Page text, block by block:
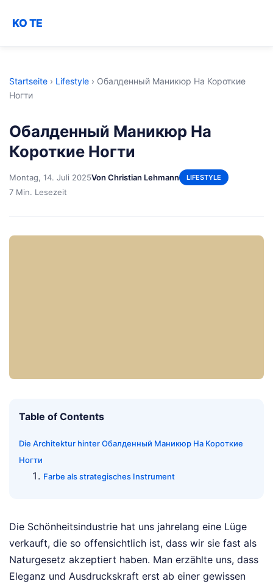
KO TE
Startseite › Lifestyle › Обалденный Маникюр На Короткие
Ногти
Обалденный Маникюр На
Короткие Ногти
Montag, 14. Juli 2025Von Christian Lehmann LIFESTYLE
7 Min. Lesezeit
Table of Contents
Die Architektur hinter Обалденный Маникюр На Короткие
Ногти
Farbe als strategisches Instrument
Die Schönheitsindustrie hat uns jahrelang eine Lüge
verkauft, die so offensichtlich ist, dass wir sie fast als
Naturgesetz akzeptiert haben. Man erzählte uns, dass
Eleganz und Ausdruckskraft erst ab einer gewissen